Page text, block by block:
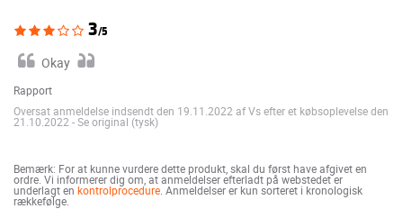
3/5
Okay
Rapport
Oversat anmeldelse indsendt den 19.11.2022 af Vs efter et købsoplevelse den
21.10.2022 -Se original (tysk)
Bemærk: For at kunne vurdere dette produkt, skal du først have afgivet en
ordre. Vi informerer dig om, at anmeldelser efterladt på webstedet er
underlagt en kontrolprocedure . Anmeldelser er kun sorteret i kronologisk
rækkefølge.